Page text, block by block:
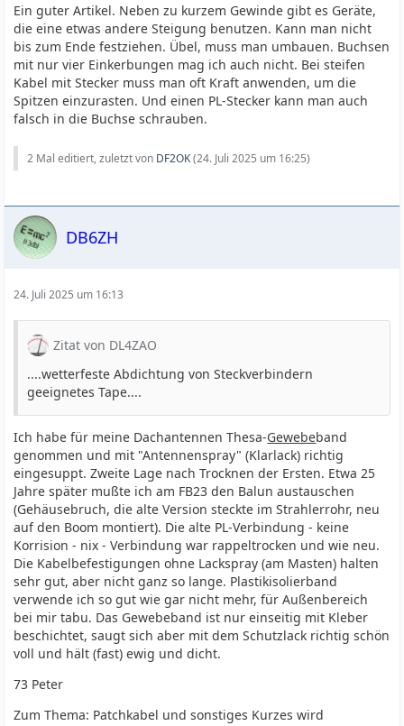
Ein guter Artikel. Neben zu kurzem Gewinde gibt es Geräte,
die eine etwas andere Steigung benutzen. Kann man nicht
bis zum Ende festziehen. Übel, muss man umbauen. Buchsen
mit nur vier Einkerbungen mag ich auch nicht. Bei steifen
Kabel mit Stecker muss man oft Kraft anwenden, um die
Spitzen einzurasten. Und einen PL-Stecker kann man auch
falsch in die Buchse schrauben.
2 Mal editiert, zuletzt von DF2OK(24. Juli 2025 um 16:25)
DB6ZH
24. Juli 2025 um 16:13
Zitat von DL4ZAO
....wetterfeste Abdichtung von Steckverbindern
geeignetes Tape....
Ich habe für meine Dachantennen Thesa-Gewebeband
genommen und mit "Antennenspray" (Klarlack) richtig
eingesuppt. Zweite Lage nach Trocknen der Ersten. Etwa 25
Jahre später mußte ich am FB23 den Balun austauschen
(Gehäusebruch, die alte Version steckte im Strahlerrohr, neu
auf den Boom montiert). Die alte PL-Verbindung - keine
Korrision - nix - Verbindung war rappeltrocken und wie neu.
Die Kabelbefestigungen ohne Lackspray (am Masten) halten
sehr gut, aber nicht ganz so lange. Plastikisolierband
verwende ich so gut wie gar nicht mehr, für Außenbereich
bei mir tabu. Das Gewebeband ist nur einseitig mit Kleber
beschichtet, saugt sich aber mit dem Schutzlack richtig schön
voll und hält (fast) ewig und dicht.
73 Peter
Zum Thema: Patchkabel und sonstiges Kurzes wird